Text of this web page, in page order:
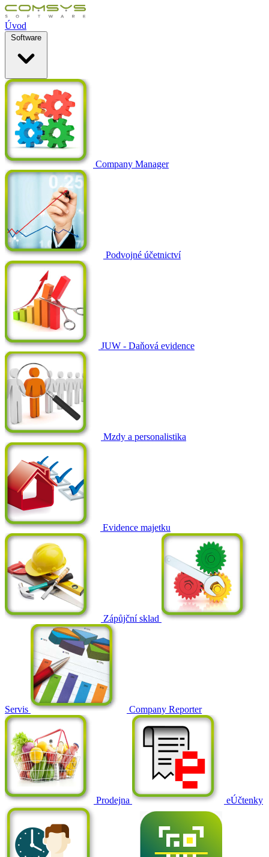
Úvod
Software
Company Manager
Podvojné účetnictví
JUW - Daňová evidence
Mzdy a personalistika
Evidence majetku
Zápůjční sklad
Servis Company Reporter
Prodejna eÚčtenky